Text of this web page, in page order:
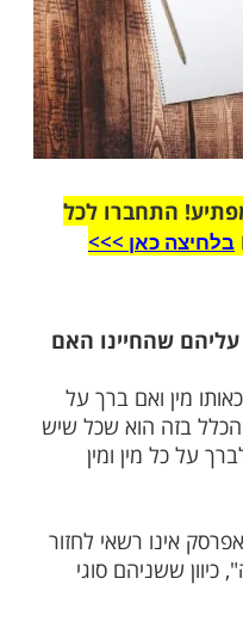
התחברו לכל
כאן >>>​
שהחיינו האם